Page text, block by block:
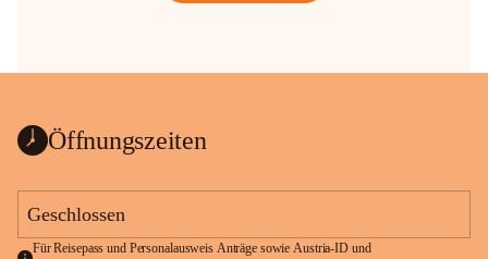
Öffnungszeiten
Geschlossen
Für Reisepass und Personalausweis Anträge sowie Austria-ID und